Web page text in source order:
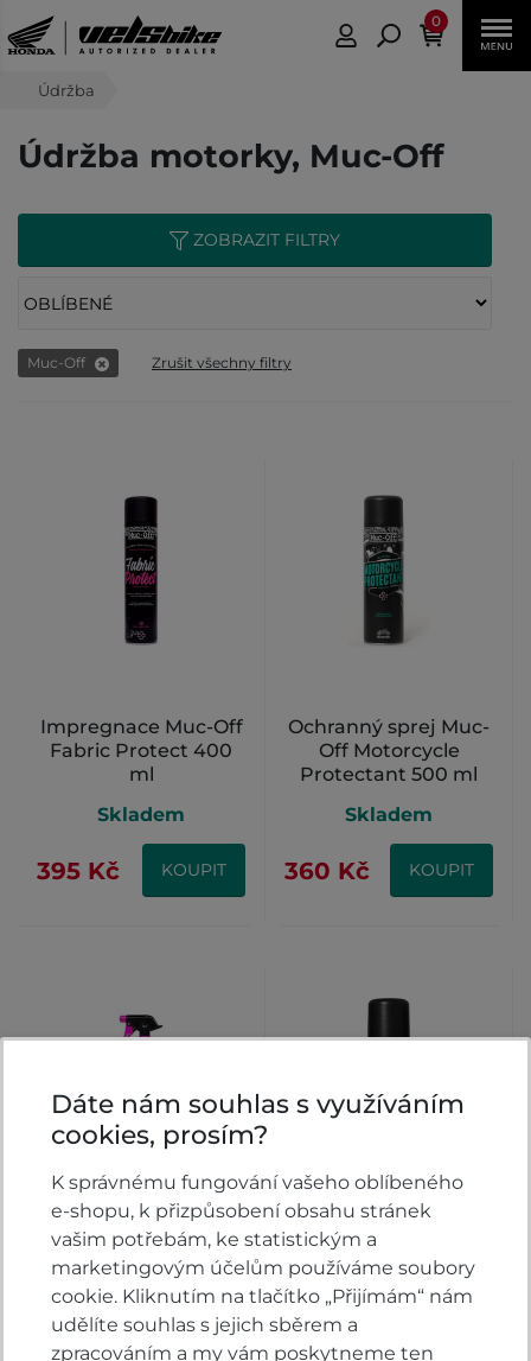
0
Údržba
Údržba motorky, Muc-Off
ZOBRAZIT FILTRY
Muc-Off Zrušit všechny filtry
Impregnace Muc-Off
Fabric Protect 400
ml
Skladem
395 Kč KOUPIT
Ochranný sprej Muc-
Off Motorcycle
Protectant 500 ml
Skladem
360 Kč KOUPIT
Čisticí prostředek
Muc-Off Moto
Cleaner 1 l
Skladem
Muc-Off Motorcycle
Chain Lube Wet 50
ml
Skladem
Dáte nám souhlas s využíváním
cookies, prosím?
K správnému fungování vašeho oblíbeného
e-shopu, k přizpůsobení obsahu stránek
vašim potřebám, ke statistickým a
marketingovým účelům používáme soubory
cookie. Kliknutím na tlačítko „Přijímám“ nám
udělíte souhlas s jejich sběrem a
zpracováním a my vám poskytneme ten